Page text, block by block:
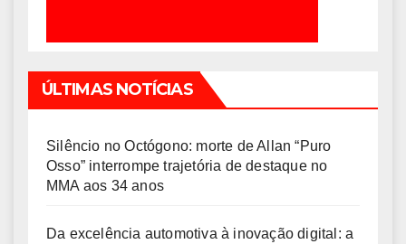
ÚLTIMAS NOTÍCIAS
Silêncio no Octógono: morte de Allan “Puro
Osso” interrompe trajetória de destaque no
MMA aos 34 anos
Da excelência automotiva à inovação digital: a